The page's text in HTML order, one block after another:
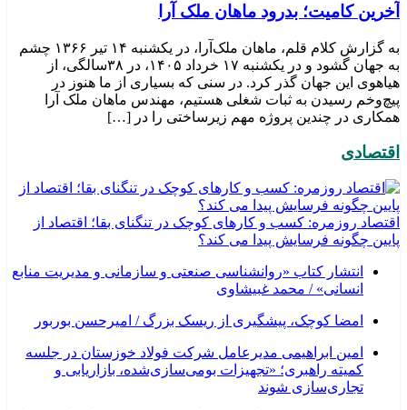
​آخرین کامیت؛ بدرود ماهان ملک آرا
به گزارش کلام قلم، ماهان ملک‌آرا، در یکشنبه ۱۴ تیر ۱۳۶۶ چشم
به جهان گشود و در یکشنبه ۱۷ خرداد ۱۴۰۵، در ۳۸سالگی، از
هیاهوی این جهان گذر کرد. در سنی که بسیاری از ما هنوز در
پیچ‌وخم رسیدن به ثبات شغلی هستیم، مهندس ماهان ملک آرا
همکاری در چندین پروژه مهم زیرساختی را در […]
اقتصادی
اقتصاد روزمره: کسب‌ و کارهای کوچک در تنگنای بقا؛ اقتصاد از
پایین چگونه فرسایش پیدا می کند؟
انتشار کتاب «روانشناسی صنعتی و سازمانی و مدیریت منابع
انسانی» / محمد غبیشاوی
امضا کوچک، پیشگیری از ریسک بزرگ / امیرحسن بوربور
امین ابراهیمی مدیرعامل شرکت فولاد خوزستان در جلسه
کمیته راهبری؛ «تجهیزات بومی‌سازی‌شده، بازاریابی و
تجاری‌سازی شوند